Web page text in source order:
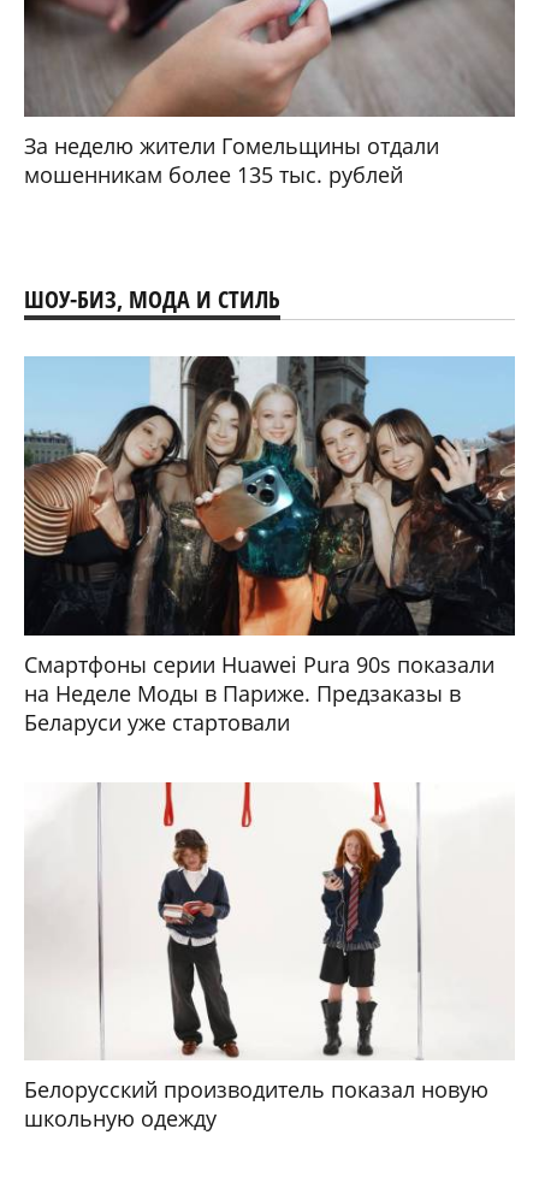
За неделю жители Гомельщины отдали
мошенникам более 135 тыс. рублей
ШОУ-БИЗ, МОДА И СТИЛЬ
Смартфоны серии Huawei Pura 90s показали
на Неделе Моды в Париже. Предзаказы в
Беларуси уже стартовали
Белорусский производитель показал новую
школьную одежду